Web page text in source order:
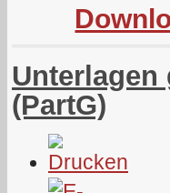
Unterlagen
(PartG)